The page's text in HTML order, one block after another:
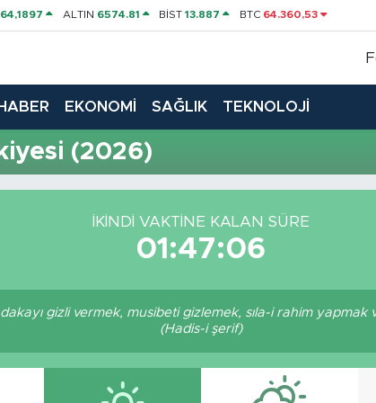
64,1897 ALTIN 6574.81 BİST13.887 BTC 64.360,53
HABER EKONOMİ SAĞLIK TEKNOLOJİ
(2026)
İKINDI VAKTINE KALAN SÜRE
01:47:05
gizli vermek, musibeti gizlemek, sıla-i rahim
(Hadis-i şerif)